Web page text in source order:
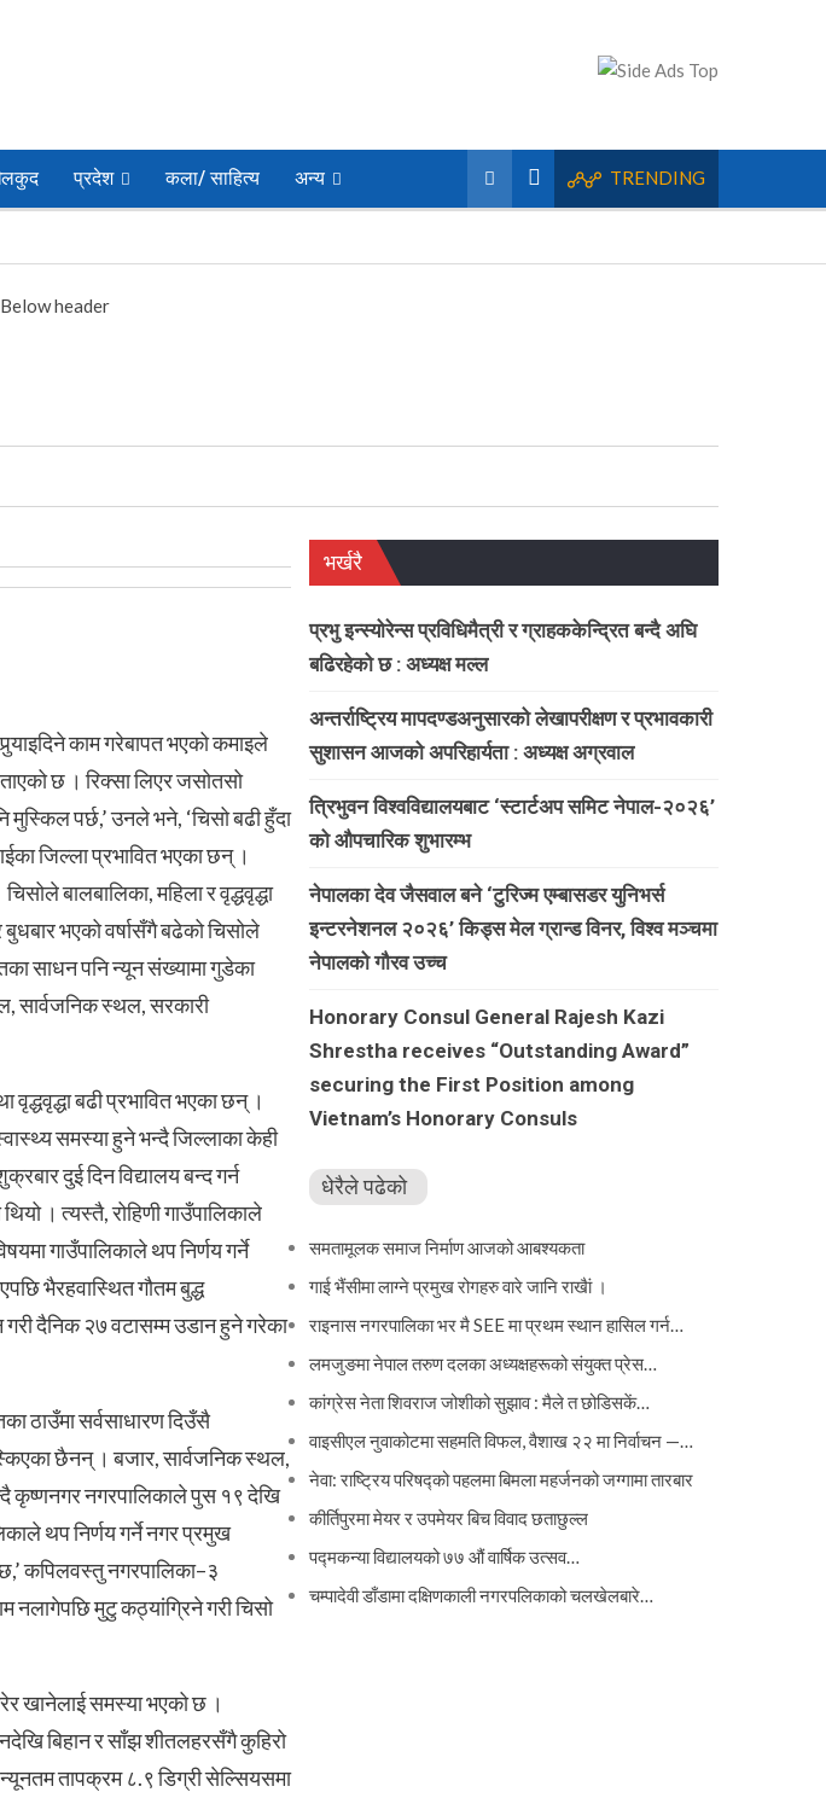
प्रदेश कला/ साहित्य अन्य TRENDING
काम गरेबापत भएको कमाइले
छ ।रिक्सा लिएर जसोतसो
पर्छ,’ उनले भने, ‘चिसो बढी हुँदा
जिल्ला प्रभावित भएका छन् ।
बालबालिका, महिला र वृद्धवृद्धा
भएको वर्षासँगै बढेको चिसोले
साधन पनि न्यून संख्यामा गुडेका
सार्वजनिक स्थल, सरकारी
बढी प्रभावित भएका छन् ।
समस्या हुने भन्दै जिल्लाका केही
दुई दिन विद्यालय बन्द गर्न
। त्यस्तै, रोहिणी गाउँपालिकाले
गाउँपालिकाले थप निर्णय गर्ने
भैरहवास्थित गौतम बुद्ध
गरी दैनिक २७ वटासम्म उडान हुने गरेका
ठाउँमा सर्वसाधारण दिउँसै
छैनन् । बजार, सार्वजनिक स्थल,
कृष्णनगर नगरपालिकाले पुस १९ देखि
थप निर्णय गर्ने नगर प्रमुख
कपिलवस्तु नगरपालिका–३
नलागेपछि मुटु कठ्यांग्रिने गरी चिसो
खानेलाई समस्या भएको छ ।
बिहान र साँझ शीतलहरसँगै कुहिरो
तापक्रम ८.९ डिग्री सेल्सियसमा
भर्खरै
प्रभु इन्स्योरेन्स प्रविधिमैत्री र ग्राहककेन्द्रित बन्दै अघि
बढिरहेको छ : अध्यक्ष मल्ल
अन्तर्राष्ट्रिय मापदण्डअनुसारको लेखापरीक्षण र प्रभावकारी
सुशासन आजको अपरिहार्यता : अध्यक्ष अग्रवाल
त्रिभुवन विश्वविद्यालयबाट ‘स्टार्टअप समिट नेपाल-२०२६’
को औपचारिक शुभारम्भ
नेपालका देव जैसवाल बने ‘टुरिज्म एम्बासडर युनिभर्स
इन्टरनेशनल २०२६’ किड्स मेल ग्रान्ड विनर, विश्व मञ्चमा
नेपालको गौरव उच्च
Honorary Consul General Rajesh Kazi
Shrestha receives “Outstanding Award”
securing the First Position among
Vietnam’s Honorary Consuls
धेरैले पढेको
समतामूलक समाज निर्माण आजको आबश्यकता
गाई भैंसीमा लाग्ने प्रमुख रोगहरु वारे जानि राखैां ।
राइनास नगरपालिका भर मै SEE मा प्रथम स्थान हासिल गर्न…
लमजुङमा नेपाल तरुण दलका अध्यक्षहरूको संयुक्त प्रेस…
कांग्रेस नेता शिवराज जोशीको सुझाव : मैले त छोडिसकें…
वाइसीएल नुवाकोटमा सहमति विफल, वैशाख २२ मा निर्वाचन —…
नेवा: राष्ट्रिय परिषद्को पहलमा बिमला महर्जनको जग्गामा तारबार
कीर्तिपुरमा मेयर र उपमेयर बिच विवाद छताछुल्ल
पद्मकन्या विद्यालयको ७७ औं ‌‌वार्षिक ‌उत्सव…
चम्पादेवी डाँडामा दक्षिणकाली नगरपलिकाको चलखेलबारे…